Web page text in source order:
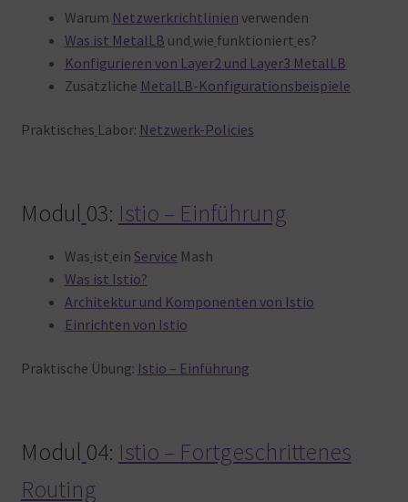
Warum Netzwerkrichtlinien verwenden
Was ist MetalLB und wie funktioniert es?
Konfigurieren von Layer2 und Layer3 MetalLB
Zusätzliche MetalLB-Konfigurationsbeispiele
Praktisches Labor: Netzwerk-Policies
Modul 03: Istio – Einführung
Was ist ein Service Mash
Was ist Istio?
Architektur und Komponenten von Istio
Einrichten von Istio
Praktische Übung: Istio – Einführung
Modul 04: Istio – Fortgeschrittenes
Routing